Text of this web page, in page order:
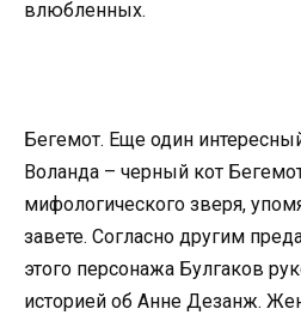
влюбленных.
Бегемот. Еще один
Воланда – черный кот
мифологического зверя,
завете. Согласно другим
этого персонажа Булгаков
историей об Анне Дезанж.